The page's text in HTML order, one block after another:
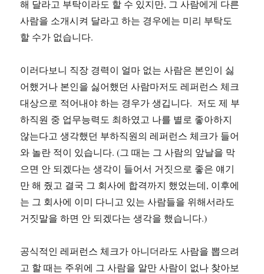
해 달라고 부탁이라도 할 수 있지만, 그 사람에게 다른
사람을 소개시켜 달라고 하는 경우에는 미리 부탁도
할 수가 없습니다.
이러다보니 직장 경력이 얼마 없는 사람은 본인이 싫
어했거나 본인을 싫어했던 사람마저도 레퍼런스 체크
대상으로 적어내야 하는 경우가 생깁니다. 저도 제 부
하직원 중 업무능력도 최하였고 나를 별로 좋아하지
않는다고 생각했던 부하직원의 레퍼런스 체크가 들어
와 놀란 적이 있습니다. (그 때는 그 사람의 앞날을 막
으면 안 되겠다는 생각이 들어서 거짓으로 좋은 얘기
만 해 줬고 결국 그 회사에 합격까지 했었는데, 이후에
는 그 회사에 이미 다니고 있는 사람들을 위해서라도
거짓말을 하면 안 되겠다는 생각을 했습니다.)
공식적인 레퍼런스 체크가 아니더라도 사람을 뽑으려
고 할 때는 주위에 그 사람을 알만 사람이 없나 찾아보